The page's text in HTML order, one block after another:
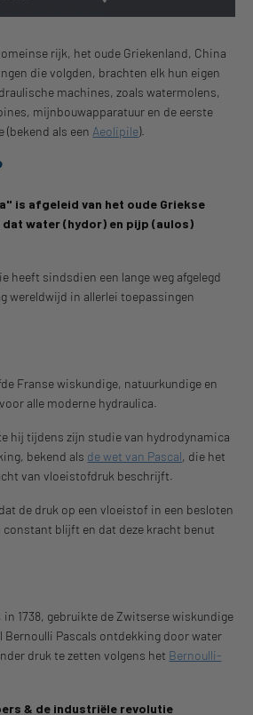
rijk, het oude Griekenland, China
die volgden, brachten elk hun eigen
machines, zoals watermolens,
mijnbouwapparatuur en de eerste
als een Aeolipile).
is afgeleid van het oude Griekse
water (hydor) en pijp (aulos)
heeft sindsdien een lange weg afgelegd
wereldwijd in allerlei toepassingen
Franse wiskundige, natuurkundige en
alle moderne hydraulica.
hij tijdens zijn studie van hydrodynamica
bekend als de wet van Pascal, die het
van vloeistofdruk beschrijft.
de druk op een vloeistof in een besloten
blijft en dat deze kracht benut
1738, gebruikte de Zwitserse wiskundige
Bernoulli Pascals ontdekking door water
druk te zetten volgens het Bernoulli-
& de industriële revolutie